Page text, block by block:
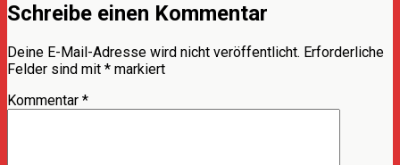
Schreibe einen Kommentar
Deine E-Mail-Adresse wird nicht veröffentlicht. Erforderliche
Felder sind mit * markiert
Kommentar *